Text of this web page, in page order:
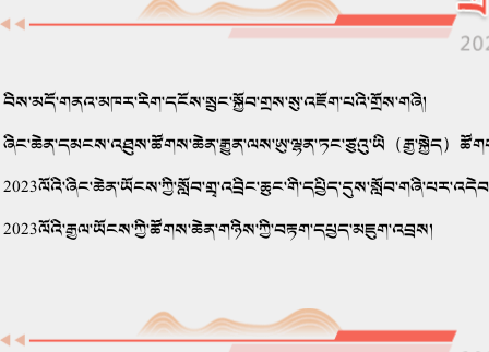
བིས་མདོ་གནའ་མཁར་རིག་དངོས་སྲུང་སྐྱོབ་གྲས་སུ་འཇོག་པའི་གྲོས་གཞི།
ཞིང་ཆེན་དམངས་འཐུས་ཚོགས་ཆེན་རྒྱུན་ལས་ཨུ་ལྷན་ཏང་ཙུའུ་ཡི（རྒྱ་སྐྱེད）
2023ལོའི་རྒྱལ་ཡོངས་ཀྱི་ཚོགས་ཆེན་གཉིས་ཀྱི་བརྟག་དཔྱད་མཇུག་འབྲས།